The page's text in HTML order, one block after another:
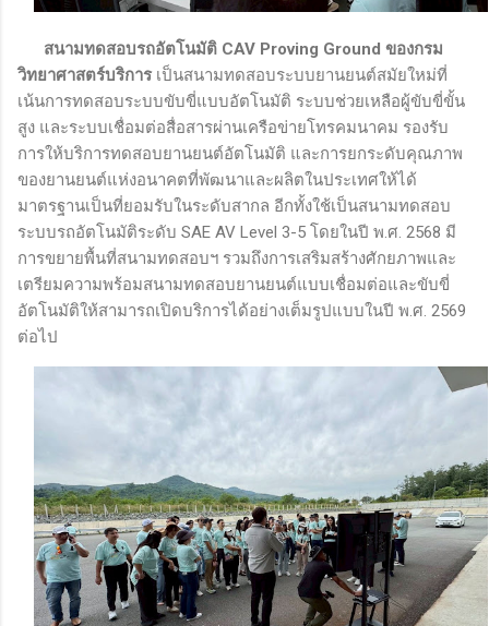
สนามทดสอบรถอัตโนมัติ CAV Proving Ground ของกรม
วิทยาศาสตร์บริการ เป็นสนามทดสอบระบบยานยนต์สมัยใหม่ที่
เน้นการทดสอบระบบขับขี่แบบอัตโนมัติ ระบบช่วยเหลือผู้ขับขี่ขั้น
สูง และระบบเชื่อมต่อสื่อสารผ่านเครือข่ายโทรคมนาคม รองรับ
การให้บริการทดสอบยานยนต์อัตโนมัติ และการยกระดับคุณภาพ
ของยานยนต์แห่งอนาคตที่พัฒนาและผลิตในประเทศให้ได้
มาตรฐานเป็นที่ยอมรับในระดับสากล อีกทั้งใช้เป็นสนามทดสอบ
ระบบรถอัตโนมัติระดับ SAE AV Level 3-5 โดยในปี พ.ศ. 2568 มี
การขยายพื้นที่สนามทดสอบฯ รวมถึงการเสริมสร้างศักยภาพและ
เตรียมความพร้อมสนามทดสอบยานยนต์แบบเชื่อมต่อและขับขี่
อัตโนมัติให้สามารถเปิดบริการได้อย่างเต็มรูปแบบในปี พ.ศ. 2569
ต่อไป